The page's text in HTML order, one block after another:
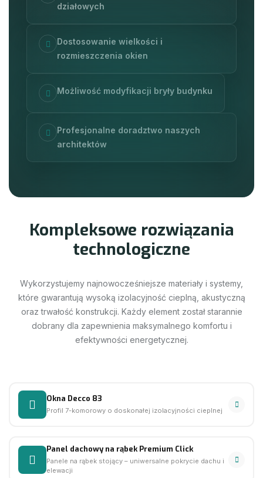
działowych
Dostosowanie wielkości i
rozmieszczenia okien
Możliwość modyfikacji bryły budynku
Profesjonalne doradztwo naszych
architektów
TECHNOLOGIA
Kompleksowe rozwiązania
technologiczne
Wykorzystujemy najnowocześniejsze materiały i systemy,
które gwarantują wysoką izolacyjność cieplną, akustyczną
oraz trwałość konstrukcji. Każdy element został starannie
dobrany dla zapewnienia maksymalnego komfortu i
efektywności energetycznej.
Okna Decco 83
Profil 7-komorowy o doskonałej izolacyjności cieplnej
Panel dachowy na rąbek Premium Click
Panele na rąbek stojący – uniwersalne pokrycie dachu i
elewacji